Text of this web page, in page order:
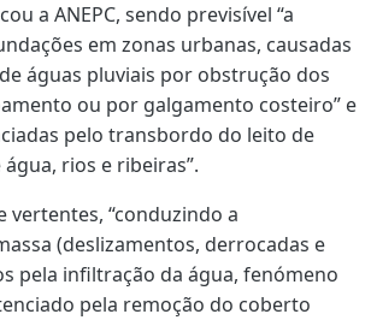
a ANEPC, sendo previsível “a
em zonas urbanas, causadas
águas pluviais por obstrução dos
ou por galgamento costeiro” e
pelo transbordo do leito de
rios e ribeiras”.
vertentes, “conduzindo a
(deslizamentos, derrocadas e
pela infiltração da água, fenómeno
pela remoção do coberto